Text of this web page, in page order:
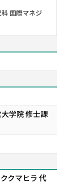
国際マネジ
学院 修士課
クマヒラ 代